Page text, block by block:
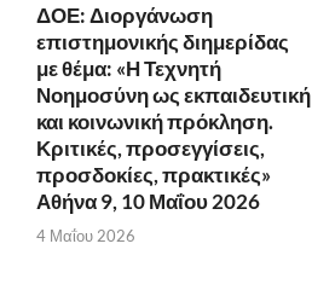
ΔΟΕ: Διοργάνωση
επιστημονικής διημερίδας
με θέμα: «Η Τεχνητή
Νοημοσύνη ως εκπαιδευτική
και κοινωνική πρόκληση.
Κριτικές, προσεγγίσεις,
προσδοκίες, πρακτικές»
Αθήνα 9, 10 Μαΐου 2026
4 Μαΐου 2026